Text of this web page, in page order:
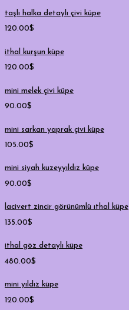
taşlı halka detaylı çivi küpe
120.00$
ithal kurşun küpe
120.00$
mini melek çivi küpe
90.00$
mini sarkan yaprak çivi küpe
105.00$
mini siyah kuzeyyıldız küpe
90.00$
lacivert zincir görünümlü ıthal küpe
135.00$
ithal göz detaylı küpe
480.00$
mini yıldız küpe
120.00$